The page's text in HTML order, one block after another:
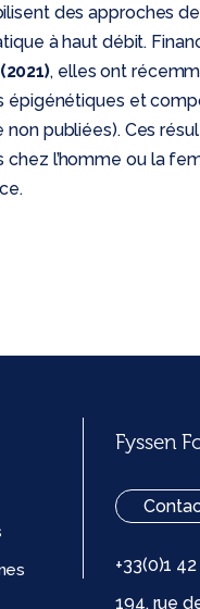
des approches de
à haut débit.
, elles ont
épigénétiques et
non publiées). Ces
l’homme ou la
Fyssen
+33(0)1
194, rue